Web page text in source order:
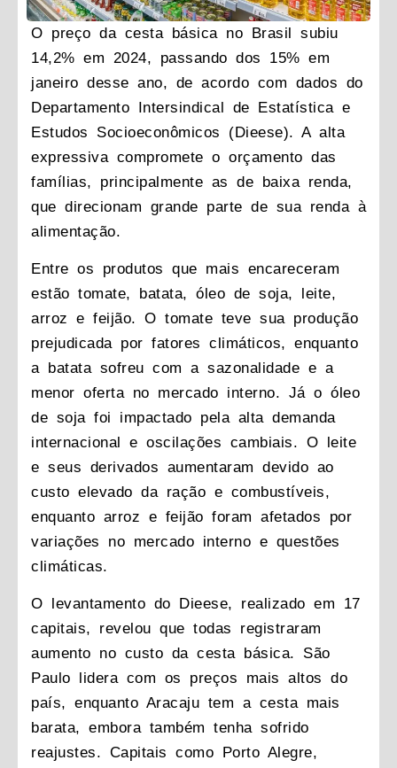
O preço da cesta básica no Brasil subiu
14,2% em 2024, passando dos 15% em
janeiro desse ano, de acordo com dados do
Departamento Intersindical de Estatística e
Estudos Socioeconômicos (Dieese). A alta
expressiva compromete o orçamento das
famílias, principalmente as de baixa renda,
que direcionam grande parte de sua renda à
alimentação.
Entre os produtos que mais encareceram
estão tomate, batata, óleo de soja, leite,
arroz e feijão. O tomate teve sua produção
prejudicada por fatores climáticos, enquanto
a batata sofreu com a sazonalidade e a
menor oferta no mercado interno. Já o óleo
de soja foi impactado pela alta demanda
internacional e oscilações cambiais. O leite
e seus derivados aumentaram devido ao
custo elevado da ração e combustíveis,
enquanto arroz e feijão foram afetados por
variações no mercado interno e questões
climáticas.
O levantamento do Dieese, realizado em 17
capitais, revelou que todas registraram
aumento no custo da cesta básica. São
Paulo lidera com os preços mais altos do
país, enquanto Aracaju tem a cesta mais
barata, embora também tenha sofrido
reajustes. Capitais como Porto Alegre,